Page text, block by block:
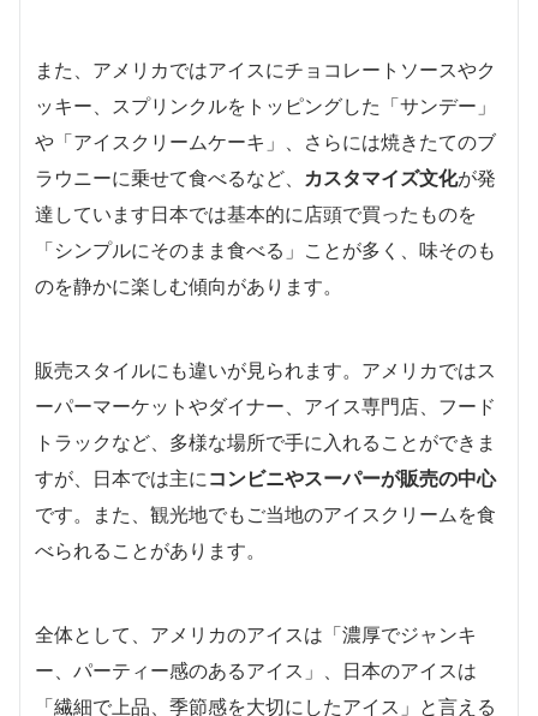
また、アメリカではアイスにチョコレートソースやク
ッキー、スプリンクルをトッピングした「サンデー」
や「アイスクリームケーキ」、さらには焼きたてのブ
ラウニーに乗せて食べるなど、 カスタマイズ文化が発
達しています日本では基本的に店頭で買ったものを
「シンプルにそのまま食べる」ことが多く、味そのも
のを静かに楽しむ傾向があります。
販売スタイルにも違いが見られます。アメリカではス
ーパーマーケットやダイナー、アイス専門店、フード
トラックなど、多様な場所で手に入れることができま
すが、日本では主にコンビニやスーパーが販売の中心
です。また、観光地でもご当地のアイスクリームを食
べられることがあります。
全体として、アメリカのアイスは「濃厚でジャンキ
ー、パーティー感のあるアイス」、日本のアイスは
「繊細で上品、季節感を大切にしたアイス」と言える